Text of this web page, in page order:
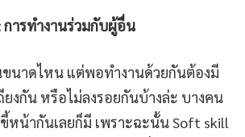
การทำงานร่วมกับผู้อื่น
ขนาดไหน แต่พอทำงานด้วยกันต้องมี
ยงกัน หรือไม่ลงรอยกันบ้างล่ะ บางคน
หน้ากันเลยก็มี เพราะฉะนั้น Soft skill